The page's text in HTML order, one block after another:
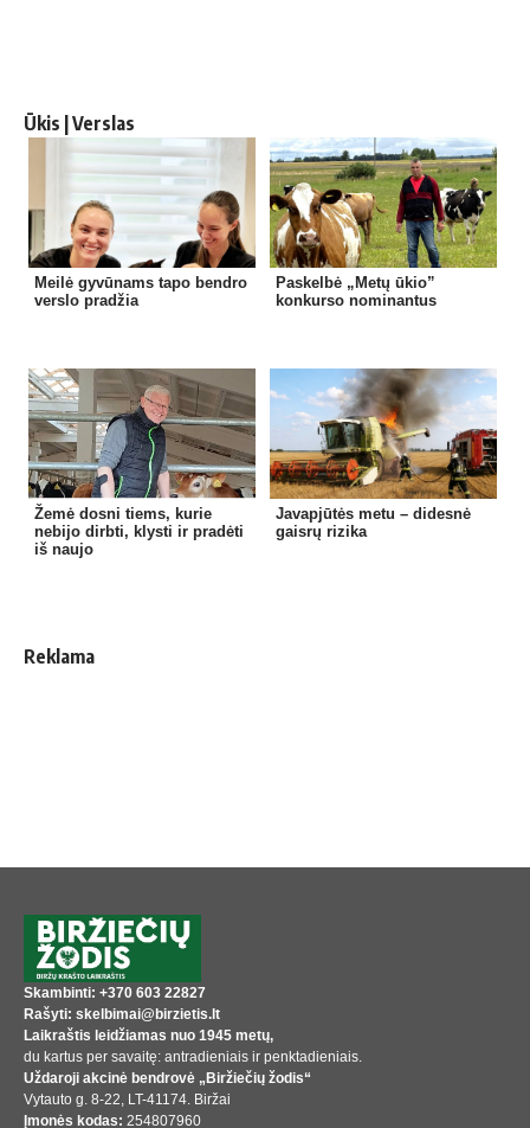
Ūkis | Verslas
Meilė gyvūnams tapo bendro
verslo pradžia
Paskelbė „Metų ūkio”
konkurso nominantus
Žemė dosni tiems, kurie
nebijo dirbti, klysti ir pradėti
iš naujo
Javapjūtės metu – didesnė
gaisrų rizika
Reklama
Skambinti: +370 603 22827
Rašyti: skelbimai@birzietis.lt
Laikraštis leidžiamas nuo 1945 metų,
du kartus per savaitę: antradieniais ir penktadieniais.
Uždaroji akcinė bendrovė „Biržiečių žodis“
Vytauto g. 8-22, LT-41174. Biržai
Įmonės kodas: 254807960